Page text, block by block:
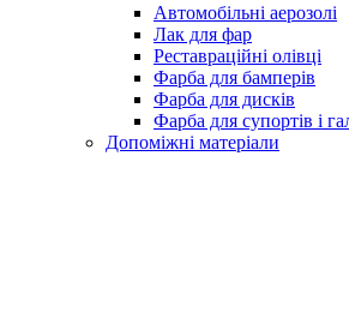
Автомобільні аерозолі
Лак для фар
Реставраційні олівці
Фарба для бамперів
Фарба для дисків
Фарба для супортів і
Допоміжні матеріали